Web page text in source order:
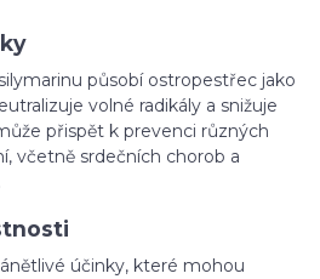
působí ostropestřec jako
volné radikály a snižuje
přispět k prevenci různých
včetně srdečních chorob a
účinky, které mohou